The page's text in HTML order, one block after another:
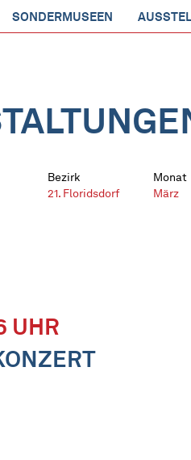
SONDERMUSEEN
Bezirk
21. Floridsdorf
Monat
März
UHR